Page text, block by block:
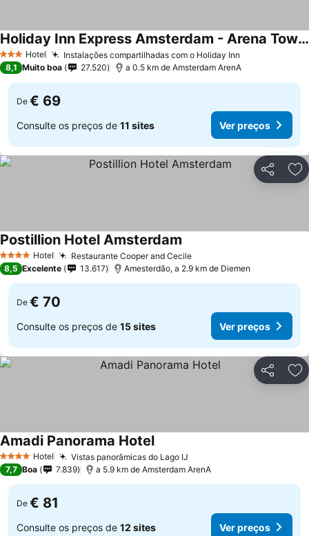
3 EstrelasHotel Instalações compartilhadas com o Holiday Inn
Holiday Inn Express Amsterdam - Arena Towers by IHG
8,1 Muito boa 27.520 a 0.5 km de Amsterdam ArenA
De € 69
Consulte os preços de 11 sites Ver preços
Partilhar
4 EstrelasHotel Restaurante Cooper and Cecile
Postillion Hotel Amsterdam
8,5 Excelente 13.617 Amesterdão, a 2.9 km de Diemen
De € 70
Consulte os preços de 15 sites Ver preços
Partilhar
4 EstrelasHotel Vistas panorâmicas do Lago IJ
Amadi Panorama Hotel
7,7 Boa 7.839 a 5.9 km de Amsterdam ArenA
De € 81
Consulte os preços de 12 sites Ver preços